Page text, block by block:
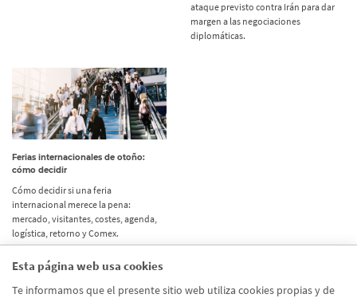
Esta página web usa cookies
Te informamos que el presente sitio web utiliza cookies propias y de
ataque previsto contra Irán para dar
margen a las negociaciones
diplomáticas.
Ferias internacionales de otoño:
cómo decidir
Cómo decidir si una feria
internacional merece la pena:
mercado, visitantes, costes, agenda,
logística, retorno y Comex.
Etiquetas